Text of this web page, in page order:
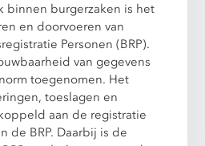
binnen burgerzaken is het
en doorvoeren van
Personen (BRP).
van gegevens
toegenomen. Het
toeslagen en
aan de registratie
de BRP. Daarbij is de